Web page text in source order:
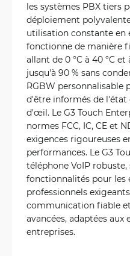
les systèmes PBX tiers
déploiement
utilisation constante en
fonctionne de manière
allant de 0 °C à 40 °C
jusqu'à 90 % sans
RGBW personnalisable
d'être informés de l'état
d'œil. Le G3 Touch
normes FCC, IC, CE et
exigences rigoureuses
performances. Le G3
téléphone VoIP
fonctionnalités pour les
professionnels
communication fiable
avancées, adaptées aux
entreprises.